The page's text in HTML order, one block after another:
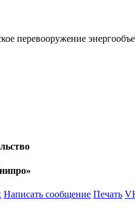
перевооружение
Написать сообщение Печать